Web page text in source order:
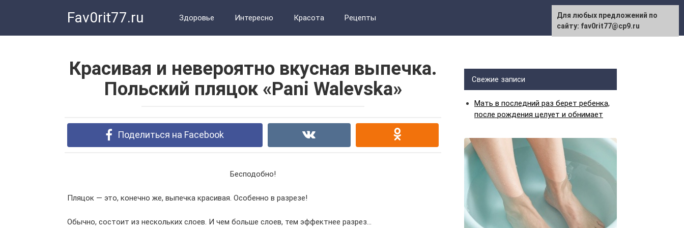
Fav0rit77.ru Здоровье Интересно Красота Рецепты
Красивая и невероятно вкусная выпечка.
Польский пляцок «Pani Walevska»
Поделиться на Facebook
Бесподобно!
Пляцок — это, конечно же, выпечка красивая. Особенно в разрезе!
Обычно, состоит из нескольких слоев. И чем больше слоев, тем эффектнее разрез…
Свежие записи
Мать в последний раз берет ребенка,
после рождения целует и обнимает
Для любых предложений по
сайту: fav0rit77@cp9.ru